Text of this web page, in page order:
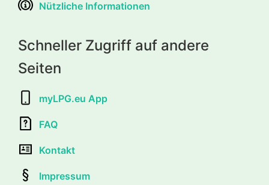
Nützliche Informationen
Schneller Zugriff auf andere
Seiten
myLPG.eu App
FAQ
Kontakt
Impressum